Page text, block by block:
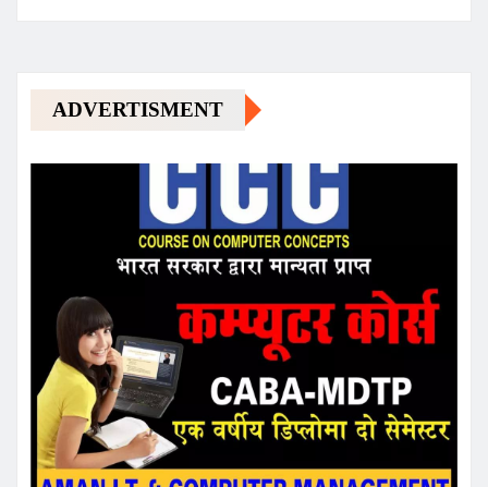
ADVERTISMENT